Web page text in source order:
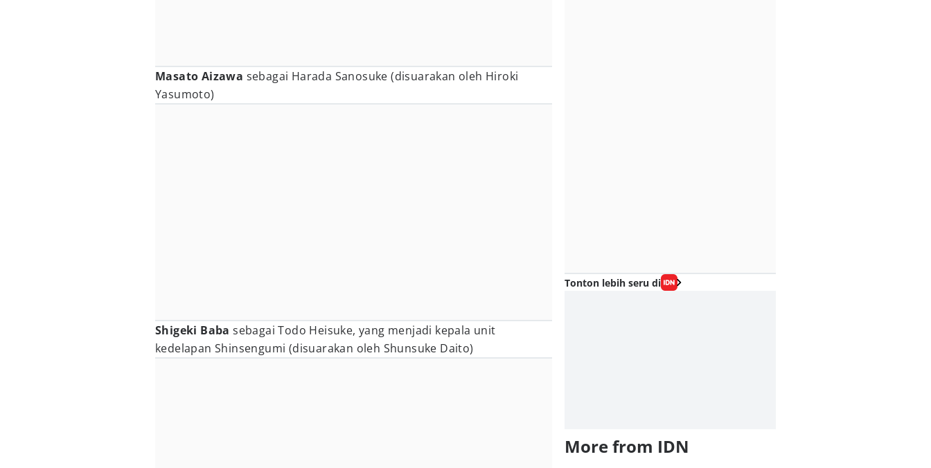
Masato Aizawa sebagai Harada Sanosuke (disuarakan oleh Hiroki
Yasumoto)
Shigeki Baba sebagai Todo Heisuke, yang menjadi kepala unit
kedelapan Shinsengumi (disuarakan oleh Shunsuke Daito)
Tonton lebih seru di
More from IDN